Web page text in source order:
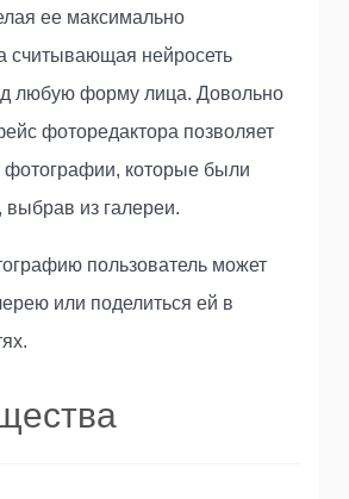
ее максимально
считывающая нейросеть
любую форму лица. Довольно
фоторедактора позволяет
фотографии, которые были
из галереи.
пользователь может
или поделиться ей в